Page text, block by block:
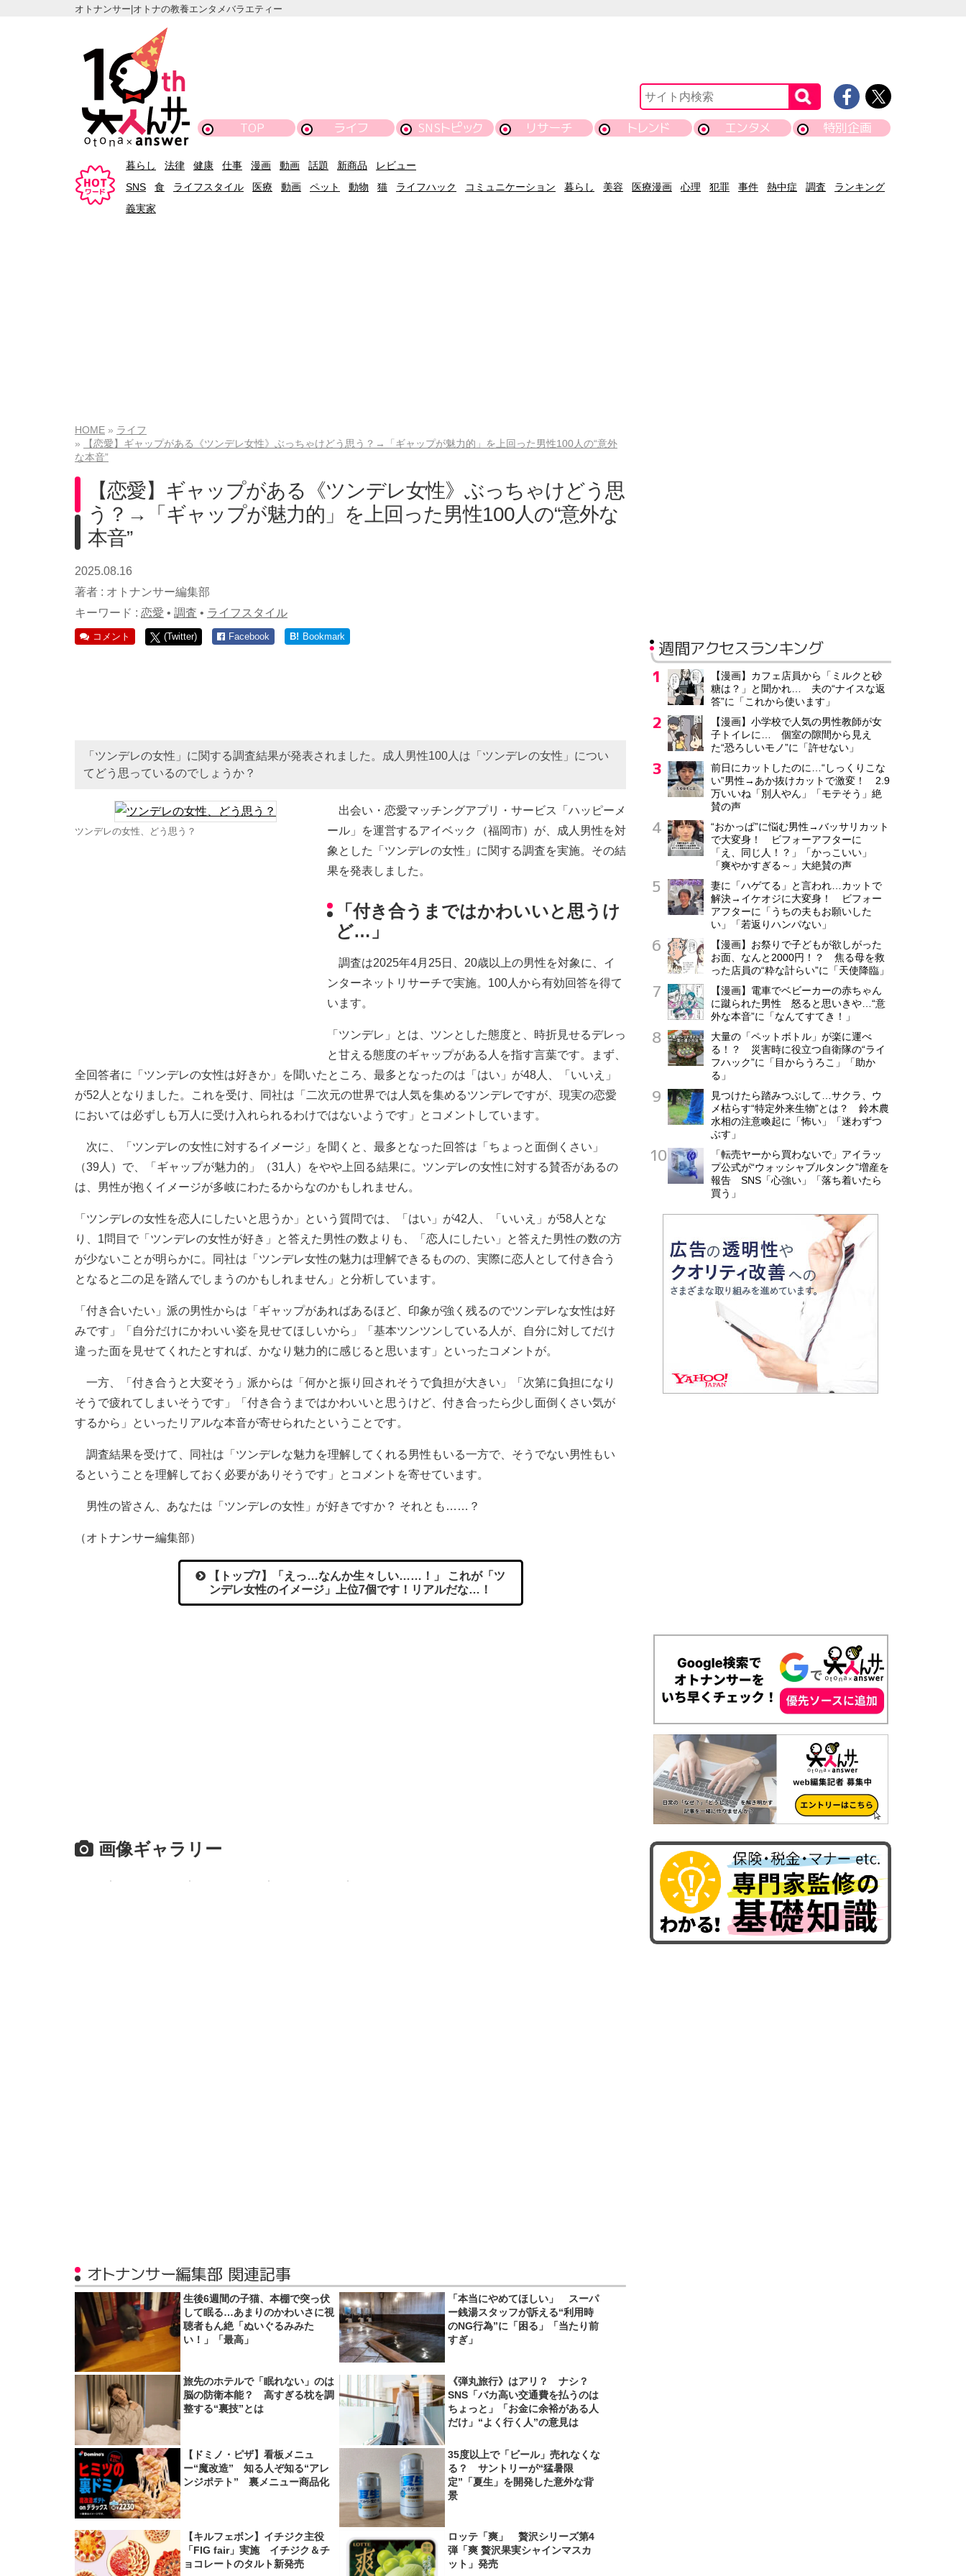
オトナンサー|オトナの教養エンタメバラエティー
TOP ライフ SNSトピック リサーチ トレンド エンタメ 特別企画
暮らし 法律 健康 仕事 漫画 動画 話題 新商品
レビュー
SNS
食 ライフスタイル 医療 動画 ペット 動物 猫 ライフハック コミュニケーション 暮らし 美容 医療漫画 心理 犯罪 事件 熱中症 調査
ランキング
義実家
HOME
ライフ
【恋愛】ギャップがある《ツンデレ女性》ぶっちゃけどう思う？→「ギャップが魅力的」を上回った男性100人の“意外
な本音”
【恋愛】ギャップがある《ツンデレ女性》ぶっちゃけどう思
う？→「ギャップが魅力的」を上回った男性100人の“意外な
本音”
2025.08.16
著者 : オトナンサー編集部
キーワード : 恋愛 • 調査 • ライフスタイル
コメント (Twitter) Facebook B! Bookmark
「ツンデレの女性」に関する調査結果が発表されました。成人男性100人は「ツンデレの女性」につい
てどう思っているのでしょうか？
ツンデレの女性、どう思う？
出会い・恋愛マッチングアプリ・サービス「ハッピーメ
ール」を運営するアイベック（福岡市）が、成人男性を対
象とした「ツンデレの女性」に関する調査を実施。その結
果を発表しました。
「付き合うまではかわいいと思うけ
ど…」
調査は2025年4月25日、20歳以上の男性を対象に、イ
ンターネットリサーチで実施。100人から有効回答を得て
います。
「ツンデレ」とは、ツンとした態度と、時折見せるデレっ
と甘える態度のギャップがある人を指す言葉です。まず、
全回答者に「ツンデレの女性は好きか」を聞いたところ、最多となったのは「はい」が48人、「いいえ」
が52人となりました。これを受け、同社は「二次元の世界では人気を集めるツンデレですが、現実の恋愛
においては必ずしも万人に受け入れられるわけではないようです」とコメントしています。
次に、「ツンデレの女性に対するイメージ」を聞くと、最多となった回答は「ちょっと面倒くさい」
（39人）で、「ギャップが魅力的」（31人）をやや上回る結果に。ツンデレの女性に対する賛否があるの
は、男性が抱くイメージが多岐にわたるからなのかもしれません。
「ツンデレの女性を恋人にしたいと思うか」という質問では、「はい」が42人、「いいえ」が58人とな
り、1問目で「ツンデレの女性が好き」と答えた男性の数よりも、「恋人にしたい」と答えた男性の数の方
が少ないことが明らかに。同社は「ツンデレ女性の魅力は理解できるものの、実際に恋人として付き合う
となると二の足を踏んでしまうのかもしれません」と分析しています。
「付き合いたい」派の男性からは「ギャップがあればあるほど、印象が強く残るのでツンデレな女性は好
みです」「自分だけにかわいい姿を見せてほしいから」「基本ツンツンしている人が、自分に対してだけ
違った面を見せてくれたとすれば、かなり魅力的に感じると思います」といったコメントが。
一方、「付き合うと大変そう」派からは「何かと振り回されそうで負担が大きい」「次第に負担になり
そうで疲れてしまいそうです」「付き合うまではかわいいと思うけど、付き合ったら少し面倒くさい気が
するから」といったリアルな本音が寄せられたということです。
調査結果を受けて、同社は「ツンデレな魅力を理解してくれる男性もいる一方で、そうでない男性もい
るということを理解しておく必要がありそうです」とコメントを寄せています。
男性の皆さん、あなたは「ツンデレの女性」が好きですか？ それとも……？
（オトナンサー編集部）
【トップ7】「えっ…なんか生々しい……！」 これが「ツ
ンデレ女性のイメージ」上位7個です！リアルだな…！
画像ギャラリー
オトナンサー編集部 関連記事
生後6週間の子猫、本棚で突っ伏
して眠る…あまりのかわいさに視
聴者もん絶「ぬいぐるみみた
い！」「最高」
「本当にやめてほしい」 スーパ
ー銭湯スタッフが訴える“利用時
のNG行為”に「困る」「当たり前
すぎ」
旅先のホテルで「眠れない」のは
脳の防衛本能？ 高すぎる枕を調
整する“裏技”とは
《弾丸旅行》はアリ？ ナシ？
SNS「バカ高い交通費を払うのは
ちょっと」「お金に余裕がある人
だけ」“よく行く人”の意見は
【ドミノ・ピザ】看板メニュ
ー“魔改造” 知る人ぞ知る“アレ
ンジポテト” 裏メニュー商品化
35度以上で「ビール」売れなくな
る？ サントリーが“猛暑限
定”「夏生」を開発した意外な背
景
【キルフェボン】イチジク主役
「FIG fair」実施 イチジク＆チ
ョコレートのタルト新発売
ロッテ「爽」 贅沢シリーズ第4
弾「爽 贅沢果実シャインマスカ
ット」発売
週間アクセスランキング
【漫画】カフェ店員から「ミルクと砂
糖は？」と聞かれ… 夫の“ナイスな返
答”に「これから使います」
【漫画】小学校で人気の男性教師が女
子トイレに… 個室の隙間から見え
た“恐ろしいモノ”に「許せない」
前日にカットしたのに…“しっくりこな
い”男性→あか抜けカットで激変！ 2.9
万いいね「別人やん」「モテそう」絶
賛の声
“おかっぱ”に悩む男性→バッサリカット
で大変身！ ビフォーアフターに
「え、同じ人！？」「かっこいい」
「爽やかすぎる～」大絶賛の声
妻に「ハゲてる」と言われ…カットで
解決→イケオジに大変身！ ビフォー
アフターに「うちの夫もお願いした
い」「若返りハンパない」
【漫画】お祭りで子どもが欲しがった
お面、なんと2000円！？ 焦る母を救
った店員の“粋な計らい”に「天使降臨」
【漫画】電車でベビーカーの赤ちゃん
に蹴られた男性 怒ると思いきや…“意
外な本音”に「なんてすてき！」
大量の「ペットボトル」が楽に運べ
る！？ 災害時に役立つ自衛隊の“ライ
フハック”に「目からうろこ」「助か
る」
見つけたら踏みつぶして…サクラ、ウ
メ枯らす“特定外来生物”とは？ 鈴木農
水相の注意喚起に「怖い」「迷わずつ
ぶす」
「転売ヤーから買わないで」アイラッ
プ公式が“ウォッシャブルタンク”増産を
報告 SNS「心強い」「落ち着いたら
買う」